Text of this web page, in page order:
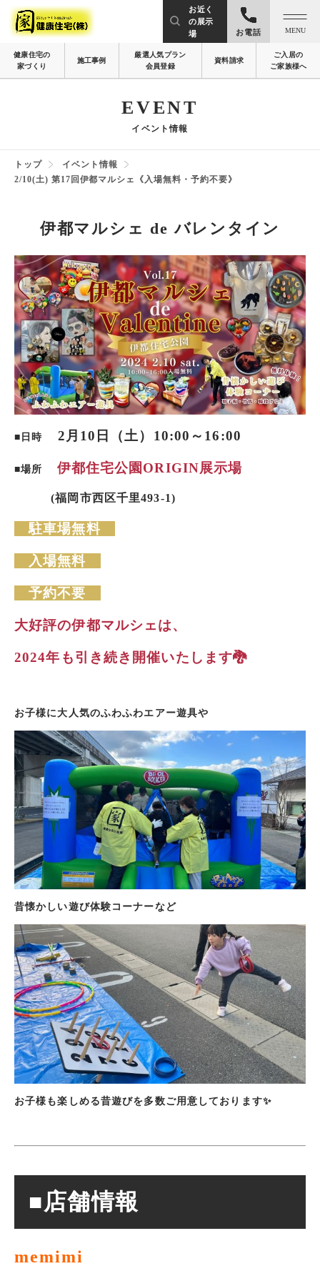
お近く
の展示
場
お電話 MENU
健康住宅の
家づくり
施工事例
厳選人気プラン
会員登録
資料請求
ご入居の
ご家族様へ
EVENT
イベント情報
トップ
イベント情報
2/10(土) 第17回伊都マルシェ《入場無料・予約不要》
伊都マルシェ de バレンタイン
■日時 2月10日（土） 10:00～16:00
■場所 伊都住宅公園ORIGIN展示場
(福岡市西区千里493-1)
駐車場無料
入場無料
予約不要
大好評の伊都マルシェは、
2024年も引き続き開催いたします🐉
お子様に大人気のふわふわエアー遊具や
昔懐かしい遊び体験コーナーなど
お子様も楽しめる昔遊びを多数ご用意しております✨
■店舗情報
memimi